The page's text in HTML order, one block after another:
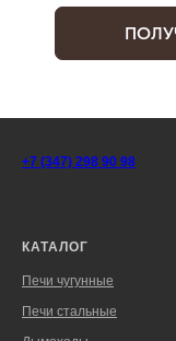
+7 (347) 298 90 98
КАТАЛОГ
Печи чугунные
Печи стальные